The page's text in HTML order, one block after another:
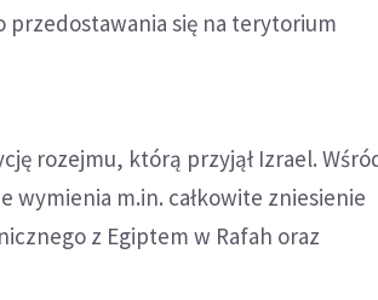
się na terytorium
rozejmu, którą przyjął Izrael.
m.in. całkowite zniesienie
z Egiptem w Rafah oraz